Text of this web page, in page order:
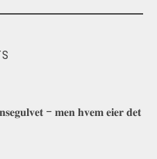
– 𝐦𝐞𝐧 𝐡𝐯𝐞𝐦 𝐞𝐢𝐞𝐫 𝐝𝐞𝐭